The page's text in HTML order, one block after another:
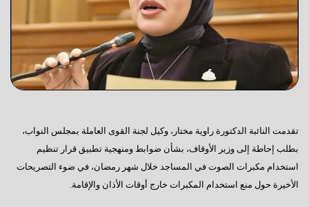
تقدمت النائبة الدكتورة راوية مختار، وكيل لجنة القوى العاملة بمجلس النواب،
بطلب إحاطة إلى وزير الأوقاف، بشأن ضوابط ومنهجية تطبيق قرار تنظيم
استخدام مكبرات الصوت في المساجد خلال شهر رمضان، في ضوء التصريحات
الأخيرة حول منع استخدام المكبرات خارج أوقات الأذان والإقامة.